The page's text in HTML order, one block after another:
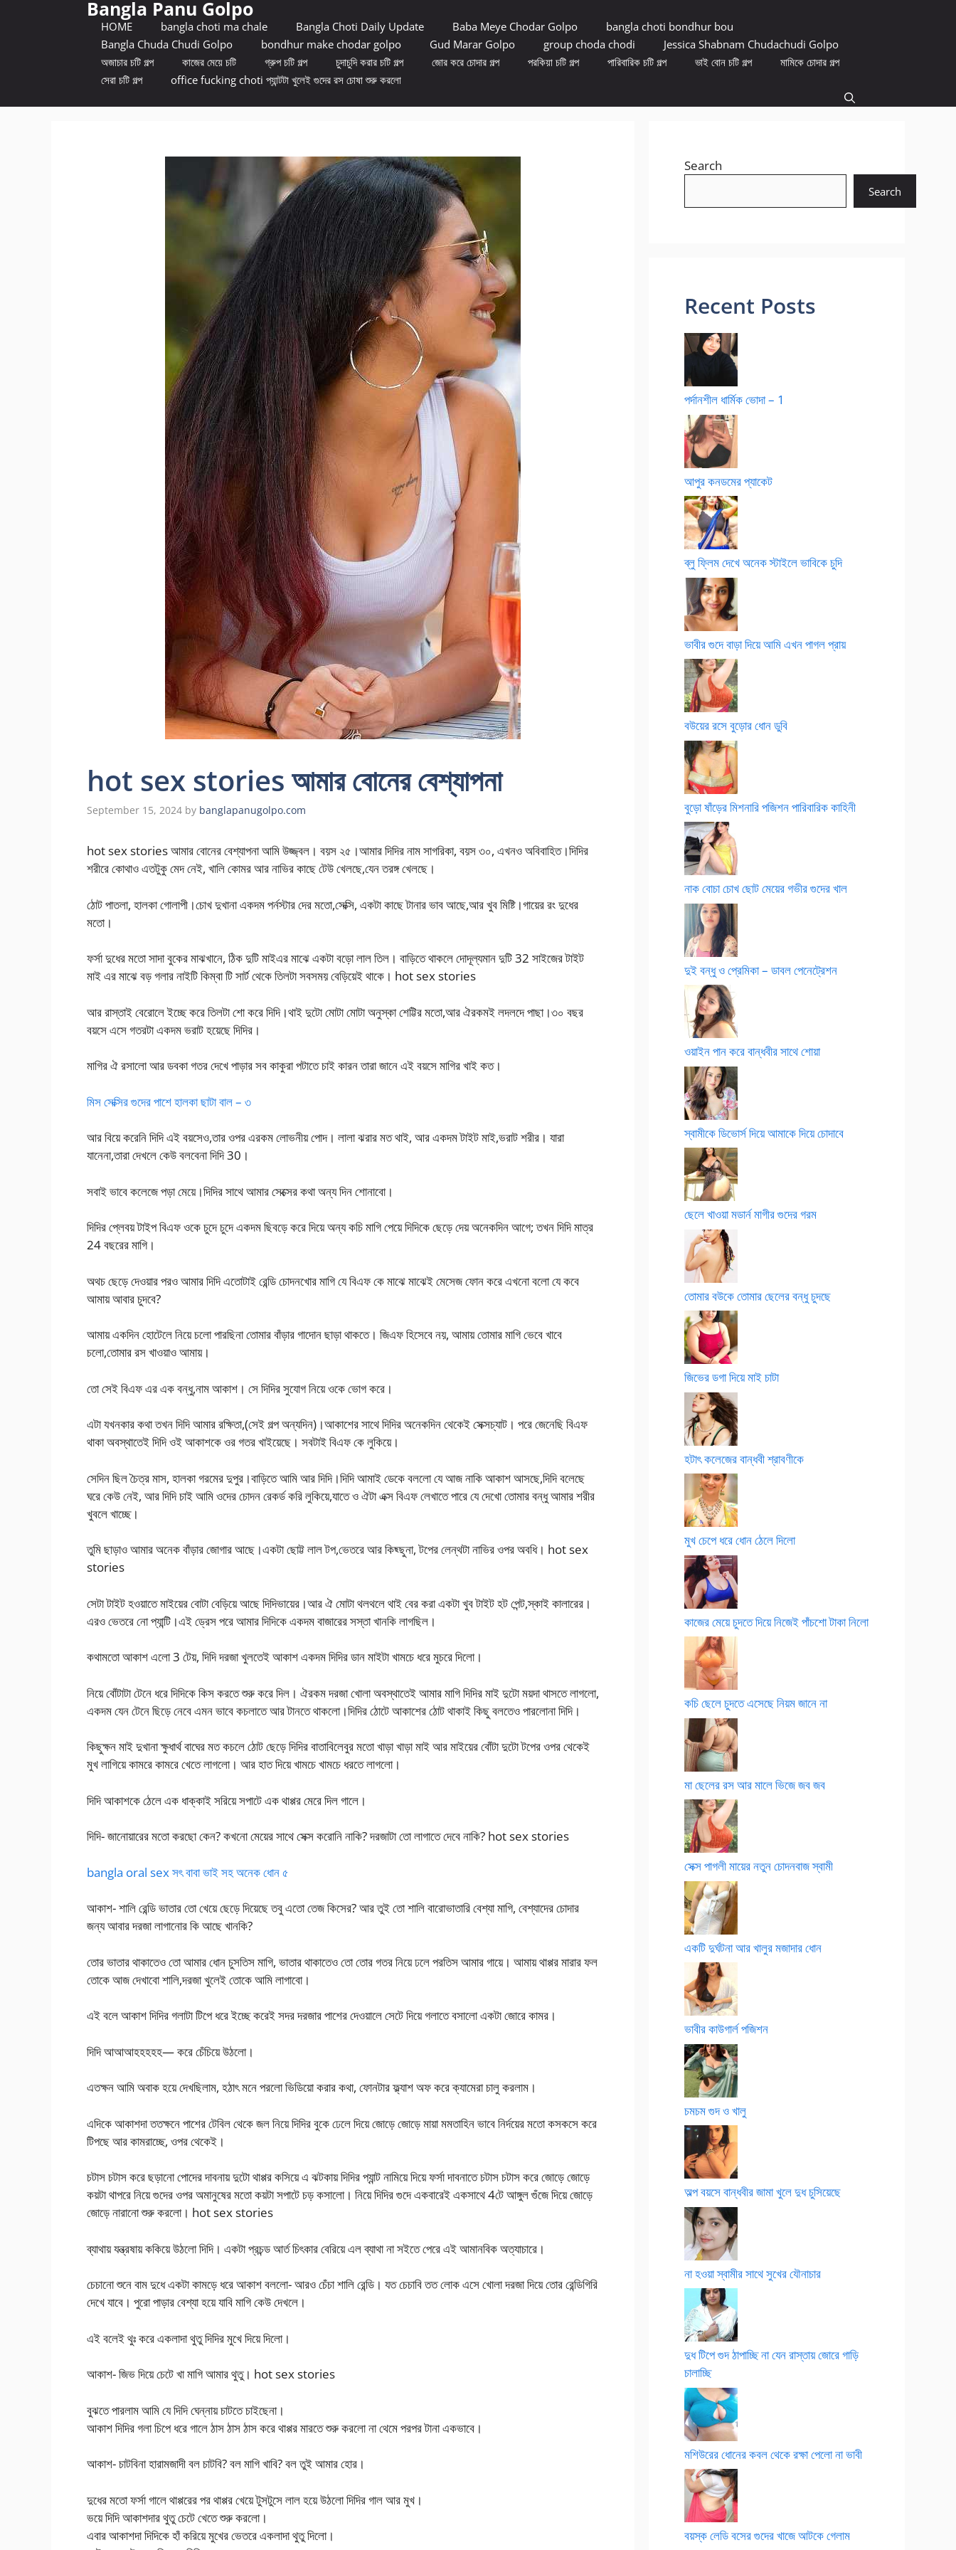
Bangla Panu Golpo
HOME bangla choti ma chale Bangla Choti Daily Update Baba Meye Chodar Golpo
bangla choti bondhur bou
Bangla Chuda Chudi Golpo
bondhur make chodar golpo Gud Marar Golpo group choda chodi
Jessica Shabnam Chudachudi Golpo
অজাচার চটি গল্প
কাজের মেয়ে চটি গ্রুপ চটি গল্প চুদাচুদি করার চটি গল্প জোর করে চোদার গল্প পরকিয়া চটি গল্প পারিবারিক চটি গল্প ভাই বোন চটি গল্প
মামিকে চোদার গল্প
সেরা চটি গল্প
office fucking choti প্যান্টটা খুলেই গুদের রস চোষা শুরু করলো
hot sex stories আমার বোনের বেশ্যাপনা
September 15, 2024 by banglapanugolpo.com
hot sex stories আমার বোনের বেশ্যাপনা আমি উজ্জ্বল। বয়স ২৫।আমার দিদির নাম সাগরিকা, বয়স ৩০, এখনও অবিবাহিত।দিদির
শরীরে কোথাও এতটুকু মেদ নেই, খালি কোমর আর নাভির কাছে টেউ খেলছে,যেন তরঙ্গ খেলছে।
ঠোট পাতলা, হালকা গোলাপী।চোখ দুখানা একদম পর্নস্টার দের মতো,সেক্সি, একটা কাছে টানার ভাব আছে,আর খুব মিষ্টি।গায়ের রং দুধের
মতো।
ফর্সা দুধের মতো সাদা বুকের মাঝখানে, ঠিক দুটি মাইএর মাঝে একটা বড়ো লাল তিল। বাড়িতে থাকলে দোদূল্যমান দুটি 32 সাইজের টাইট
মাই এর মাঝে বড় গলার নাইটি কিম্বা টি সার্ট থেকে তিলটা সবসময় বেড়িয়েই থাকে। hot sex stories
আর রাস্তাই বেরোলে ইচ্ছে করে তিলটা শো করে দিদি।থাই দুটো মোটা মোটা অনুস্কা শেট্টির মতো,আর ঐরকমই লদলদে পাছা।৩০ বছর
বয়সে এসে গতরটা একদম ভরাট হয়েছে দিদির।
মাগির ঐ রসালো আর ডবকা গতর দেখে পাড়ার সব কাকুরা পটাতে চাই কারন তারা জানে এই বয়সে মাগির খাই কত।
মিস সেক্সির গুদের পাশে হালকা ছাটা বাল – ৩
আর বিয়ে করেনি দিদি এই বয়সেও,তার ওপর এরকম লোভনীয় পোদ। লালা ঝরার মত থাই, আর একদম টাইট মাই,ভরাট শরীর। যারা
যানেনা,তারা দেখলে কেউ বলবেনা দিদি 30।
সবাই ভাবে কলেজে পড়া মেয়ে।দিদির সাথে আমার সেক্সের কথা অন্য দিন শোনাবো।
দিদির প্লেবয় টাইপ বিএফ ওকে চুদে চুদে একদম ছিবড়ে করে দিয়ে অন্য কচি মাগি পেয়ে দিদিকে ছেড়ে দেয় অনেকদিন আগে; তখন দিদি মাত্র
24 বছরের মাগি।
অথচ ছেড়ে দেওয়ার পরও আমার দিদি এতোটাই রেন্ডি চোদনখোর মাগি যে বিএফ কে মাঝে মাঝেই মেসেজ ফোন করে এখনো বলো যে কবে
আমায় আবার চুদবে?
আমায় একদিন হোটেলে নিয়ে চলো পারছিনা তোমার বাঁড়ার গাদোন ছাড়া থাকতে। জিএফ হিসেবে নয়, আমায় তোমার মাগি ভেবে খাবে
চলো,তোমার রস খাওয়াও আমায়।
তো সেই বিএফ এর এক বন্ধু,নাম আকাশ। সে দিদির সুযোগ নিয়ে ওকে ভোগ করে।
এটা যখনকার কথা তখন দিদি আমার রক্ষিতা,(সেই গল্প অন্যদিন)।আকাশের সাথে দিদির অনেকদিন থেকেই সেক্সচ্যাট। পরে জেনেছি বিএফ
থাকা অবস্থাতেই দিদি ওই আকাশকে ওর গতর খাইয়েছে। সবটাই বিএফ কে লুকিয়ে।
সেদিন ছিল চৈত্র মাস, হালকা গরমের দুপুর।বাড়িতে আমি আর দিদি।দিদি আমাই ডেকে বললো যে আজ নাকি আকাশ আসছে,দিদি বলেছে
ঘরে কেউ নেই, আর দিদি চাই আমি ওদের চোদন রেকর্ড করি লুকিয়ে,যাতে ও ঐটা এক্স বিএফ লেখাতে পারে যে দেখো তোমার বন্ধু আমার শরীর
খুবলে খাচ্ছে।
তুমি ছাড়াও আমার অনেক বাঁড়ার জোগার আছে।একটা ছোট্ট লাল টপ,ভেতরে আর কিছ্ছুনা, টপের লেন্থটা নাভির ওপর অবধি। hot sex
stories
সেটা টাইট হওয়াতে মাইয়ের বোটা বেড়িয়ে আছে দিদিভায়ের।আর ঐ মোটা থলথলে থাই বের করা একটা খুব টাইট হট পেন্ট,স্কাই কালারের।
এরও ভেতরে নো প্যান্টি।এই ড্রেস পরে আমার দিদিকে একদম বাজারের সস্তা খানকি লাগছিল।
কথামতো আকাশ এলো 3 টেয়, দিদি দরজা খুলতেই আকাশ একদম দিদির ডান মাইটা খামচে ধরে মুচরে দিলো।
নিয়ে বোঁটাটা টেনে ধরে দিদিকে কিস করতে শুরু করে দিল। ঐরকম দরজা খোলা অবস্থাতেই আমার মাগি দিদির মাই দুটো ময়দা থাসতে লাগলো,
একদম যেন টেনে ছিড়ে নেবে এমন ভাবে কচলাতে আর টানতে থাকলো।দিদির ঠোটে আকাশের ঠোট থাকাই কিছু বলতেও পারলোনা দিদি।
কিছুক্ষন মাই দুখানা ক্ষুধার্থ বাঘের মত কচলে ঠোট ছেড়ে দিদির বাতাবিলেবুর মতো খাড়া খাড়া মাই আর মাইয়ের বোঁটা দুটো টপের ওপর থেকেই
মুখ লাগিয়ে কামরে কামরে খেতে লাগলো। আর হাত দিয়ে খামচে খামচে ধরতে লাগলো।
দিদি আকাশকে ঠেলে এক ধাক্কাই সরিয়ে সপাটে এক থাপ্পর মেরে দিল গালে।
দিদি- জানোয়ারের মতো করছো কেন? কখনো মেয়ের সাথে সেক্স করোনি নাকি? দরজাটা তো লাগাতে দেবে নাকি? hot sex stories
bangla oral sex সৎ বাবা ভাই সহ অনেক ধোন ৫
আকাশ- শালি রেন্ডি ভাতার তো খেয়ে ছেড়ে দিয়েছে তবু এতো তেজ কিসের? আর তুই তো শালি বারোভাতারি বেশ্যা মাগি, বেশ্যাদের চোদার
জন্য আবার দরজা লাগানোর কি আছে খানকি?
তোর ভাতার থাকাতেও তো আমার ধোন চুসতিস মাগি, ভাতার থাকাতেও তো তোর গতর নিয়ে ঢলে পরতিস আমার গায়ে। আমায় থাপ্পর মারার ফল
তোকে আজ দেখাবো শালি,দরজা খুলেই তোকে আমি লাগাবো।
এই বলে আকাশ দিদির গলাটা টিপে ধরে ইচ্ছে করেই সদর দরজার পাশের দেওয়ালে সেটে দিয়ে গলাতে বসালো একটা জোরে কামর।
দিদি আআআহহহহহ— করে চেঁচিয়ে উঠলো।
এতক্ষন আমি অবাক হয়ে দেখছিলাম, হঠাৎ মনে পরলো ভিডিয়ো করার কথা, ফোনটার ফ্ল্যাশ অফ করে ক্যামেরা চালু করলাম।
এদিকে আকাশদা ততক্ষনে পাশের টেবিল থেকে জল নিয়ে দিদির বুকে ঢেলে দিয়ে জোড়ে জোড়ে মায়া মমতাহিন ভাবে নির্দয়ের মতো কসকসে করে
টিপছে আর কামরাচ্ছে, ওপর থেকেই।
চটাস চটাস করে ছড়ানো পোদের দাবনায় দুটো থাপ্পর কসিয়ে এ ঝটকায় দিদির প্যান্ট নামিয়ে দিয়ে ফর্সা দাবনাতে চটাস চটাস করে জোড়ে জোড়ে
কয়টা থাপরে নিয়ে গুদের ওপর অমানুষের মতো কয়টা সপাটে চড় কসালো। নিয়ে দিদির গুদে একবারেই একসাথে 4টে আঙ্গুল গুঁজে দিয়ে জোড়ে
জোড়ে নারানো শুরু করলো। hot sex stories
ব্যাথায় যন্ত্রষায় ককিয়ে উঠলো দিদি। একটা প্রচন্ড আর্ত চিৎকার বেরিয়ে এল ব্যাথা না সইতে পেরে এই আমানবিক অত্যাচারে।
চেচানো শুনে বাম দুধে একটা কামড়ে ধরে আকাশ বললো- আরও চেঁচা শালি রেন্ডি। যত চেচাবি তত লোক এসে খোলা দরজা দিয়ে তোর রেন্ডিগিরি
দেখে যাবে। পুরো পাড়ার বেশ্যা হয়ে যাবি মাগি কেউ দেখলে।
এই বলেই থুঃ করে একলাদা থুতু দিদির মুখে দিয়ে দিলো।
আকাশ- জিভ দিয়ে চেটে খা মাগি আমার থুতু। hot sex stories
বুঝতে পারলাম আমি যে দিদি ঘেন্নায় চাটতে চাইছেনা।
আকাশ দিদির গলা চিপে ধরে গালে ঠাস ঠাস ঠাস করে থাপ্পর মারতে শুরু করলো না থেমে পরপর টানা একভাবে।
আকাশ- চাটবিনা হারামজাদী বল চাটবি? বল মাগি খাবি? বল তুই আমার হোর।
দুধের মতো ফর্সা গালে থাপ্পরের পর থাপ্পর খেয়ে টুসটুসে লাল হয়ে উঠলো দিদির গাল আর মুখ।
ভয়ে দিদি আকাশদার থুতু চেটে খেতে শুরু করলো।
এবার আকাশদা দিদিকে হাঁ করিয়ে মুখের ভেতরে একলাদা থুতু দিলো।
Search
Search
Recent Posts
পর্দানশীল ধার্মিক ভোদা – 1
আপুর কনডমের প্যাকেট
ব্লু ফ্লিম দেখে অনেক স্টাইলে ভাবিকে চুদি
ভাবীর গুদে বাড়া দিয়ে আমি এখন পাগল প্রায়
বউয়ের রসে বুড়োর ধোন ডুবি
বুড়ো ষাঁড়ের মিশনারি পজিশন পারিবারিক কাহিনী
নাক বোচা চোখ ছোট মেয়ের গভীর গুদের খাল
দুই বন্ধু ও প্রেমিকা – ডাবল পেনেট্রেশন
ওয়াইন পান করে বান্ধবীর সাথে শোয়া
স্বামীকে ডিভোর্স দিয়ে আমাকে দিয়ে চোদাবে
ছেলে খাওয়া মডার্ন মাগীর গুদের গরম
তোমার বউকে তোমার ছেলের বন্ধু চুদছে
জিভের ডগা দিয়ে মাই চাটা
হটাৎ কলেজের বান্ধবী শ্রাবণীকে
মুখ চেপে ধরে ধোন ঠেলে দিলো
কাজের মেয়ে চুদতে দিয়ে নিজেই পাঁচশো টাকা নিলো
কচি ছেলে চুদতে এসেছে নিয়ম জানে না
মা ছেলের রস আর মালে ভিজে জব জব
সেক্স পাগলী মায়ের নতুন চোদনবাজ স্বামী
একটি দুর্ঘটনা আর খালুর মজাদার ধোন
ভাবীর কাউগার্ল পজিশন
চমচম গুদ ও খালু
অল্প বয়সে বান্ধবীর জামা খুলে দুধ চুসিয়েছে
না হওয়া স্বামীর সাথে সুখের যৌনাচার
দুধ টিপে গুদ ঠাপাচ্ছি না যেন রাস্তায় জোরে গাড়ি
চালাচ্ছি
মশিউরের ধোনের কবল থেকে রক্ষা পেলো না ভাবী
বয়স্ক লেডি বসের গুদের খাজে আটকে গেলাম